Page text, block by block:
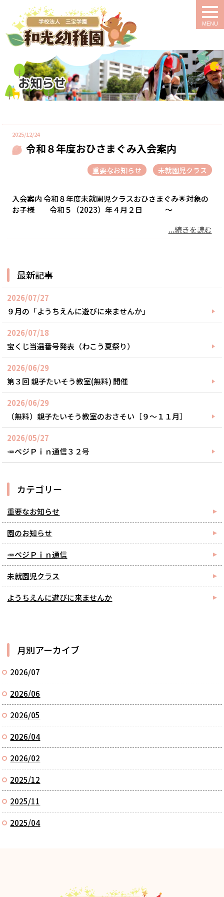
お知らせ
2025/12/24
令和８年度おひさまぐみ入会案内
重要なお知らせ 未就園児クラス
入会案内 令和８年度未就園児クラスおひさまぐみ🌟対象の
お子様 令和５（2023）年４月２日 ～
...続きを読む
最新記事
2026/07/27
９月の「ようちえんに遊びに来ませんか」
2026/07/18
宝くじ当選番号発表（わこう夏祭り）
2026/06/29
第３回 親子たいそう教室(無料) 開催
2026/06/29
（無料）親子たいそう教室のおさそい［９～１１月］
2026/05/27
🥕ベジＰｉｎ通信３２号
カテゴリー
重要なお知らせ
園のお知らせ
🥕ベジＰｉｎ通信
未就園児クラス
ようちえんに遊びに来ませんか
月別アーカイブ
2026/07
2026/06
2026/05
2026/04
2026/02
2025/12
2025/11
2025/04